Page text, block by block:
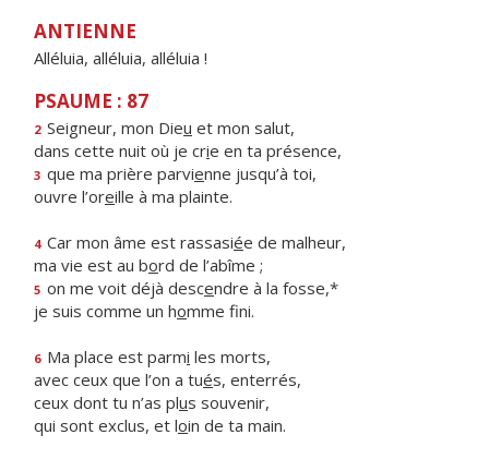
ANTIENNE
Alléluia, alléluia, alléluia !
PSAUME : 87
2 Seigneur, mon Dieu et mon salut,
dans cette nuit où je crie en ta présence,
3 que ma prière parvienne jusqu’à toi,
ouvre l’oreille à ma plainte.
4 Car mon âme est rassasiée de malheur,
ma vie est au bord de l’abîme ;
5 on me voit déjà descendre à la fosse,*
je suis comme un homme fini.
6 Ma place est parmi les morts,
avec ceux que l’on a tués, enterrés,
ceux dont tu n’as plus souvenir,
qui sont exclus, et loin de ta main.